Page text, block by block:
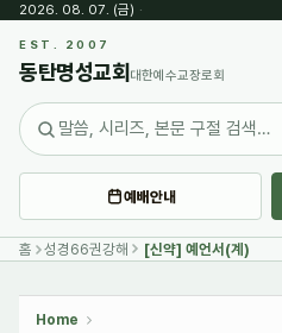
2026. 08. 07. (금) ·
EST. 2007
동탄명성교회 대한예수교장로회
예배안내
홈 성경66권강해 [신약] 예언서(계)
Home
Sketchbook5,
Sketchbook5,